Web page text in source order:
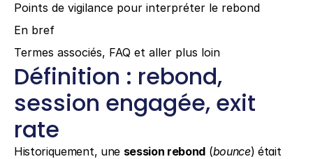
Points de vigilance pour interpréter le rebond
En bref
Termes associés, FAQ et aller plus loin
Définition : rebond,
session engagée, exit
rate
Historiquement, une session rebond (bounce) était